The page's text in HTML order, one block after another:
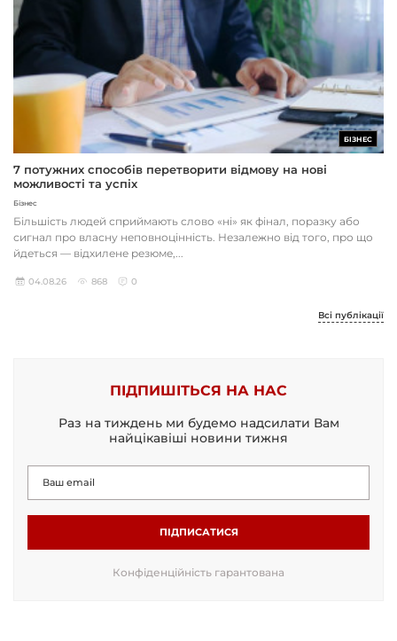
БІЗНЕС
7 потужних способів перетворити відмову на нові
можливості та успіх
Бізнес
Більшість людей сприймають слово «ні» як фінал, поразку або
сигнал про власну неповноцінність. Незалежно від того, про що
йдеться — відхилене резюме,...
04.08.26 868 0
Всі публікації
ПІДПИШІТЬСЯ НА НАС
Раз на тиждень ми будемо надсилати Вам
найцікавіші новини тижня
ПІДПИСАТИСЯ
Конфіденційність гарантована